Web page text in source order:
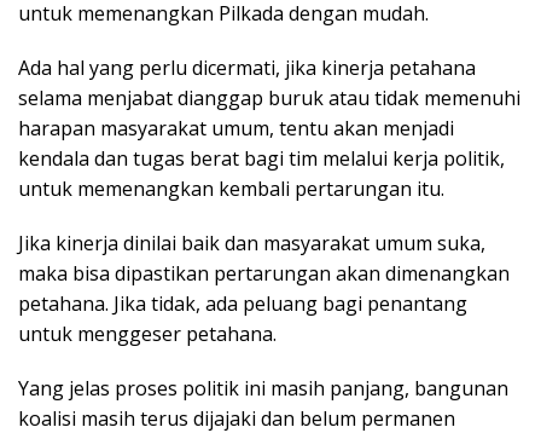
untuk memenangkan Pilkada dengan mudah.
Ada hal yang perlu dicermati, jika kinerja petahana
selama menjabat dianggap buruk atau tidak memenuhi
harapan masyarakat umum, tentu akan menjadi
kendala dan tugas berat bagi tim melalui kerja politik,
untuk memenangkan kembali pertarungan itu.
Jika kinerja dinilai baik dan masyarakat umum suka,
maka bisa dipastikan pertarungan akan dimenangkan
petahana. Jika tidak, ada peluang bagi penantang
untuk menggeser petahana.
Yang jelas proses politik ini masih panjang, bangunan
koalisi masih terus dijajaki dan belum permanen